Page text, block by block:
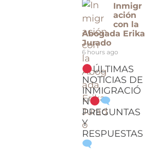
Inmigr
ación
con la
Abogada Erika
Jurado
6 hours ago
ÚLTIMAS
NOTICIAS DE
INMIGRACIÓ
N
PREGUNTAS
Y
RESPUESTAS